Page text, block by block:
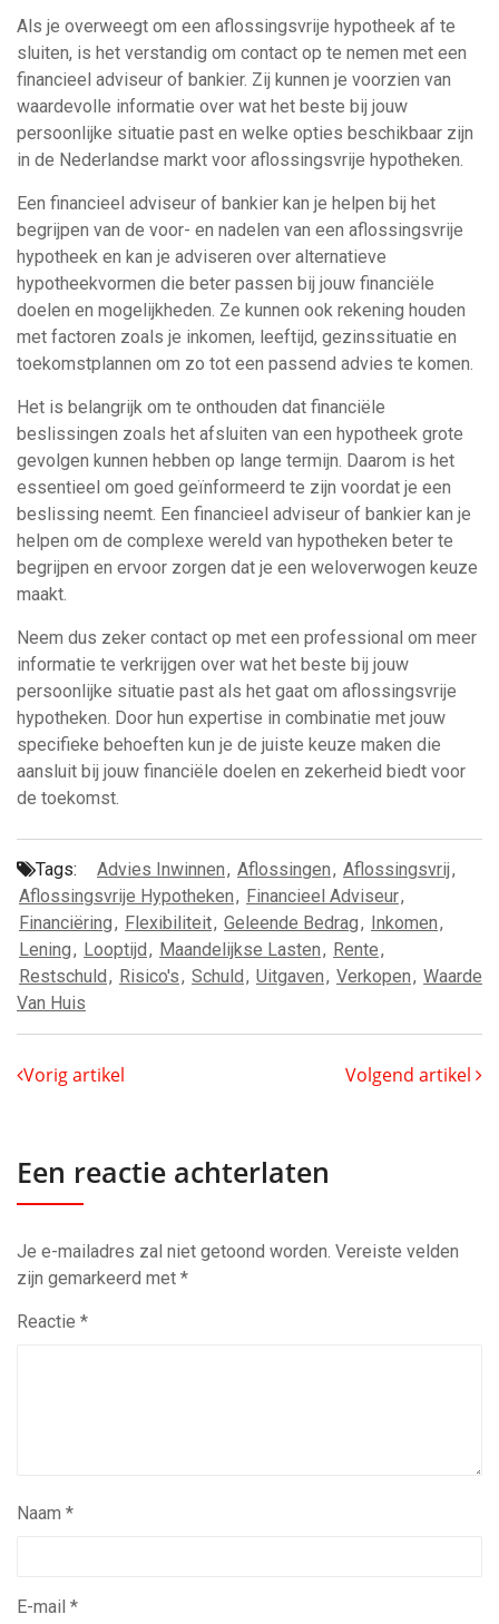
Als je overweegt om een aflossingsvrije hypotheek af te
sluiten, is het verstandig om contact op te nemen met een
financieel adviseur of bankier. Zij kunnen je voorzien van
waardevolle informatie over wat het beste bij jouw
persoonlijke situatie past en welke opties beschikbaar zijn
in de Nederlandse markt voor aflossingsvrije hypotheken.
Een financieel adviseur of bankier kan je helpen bij het
begrijpen van de voor- en nadelen van een aflossingsvrije
hypotheek en kan je adviseren over alternatieve
hypotheekvormen die beter passen bij jouw financiële
doelen en mogelijkheden. Ze kunnen ook rekening houden
met factoren zoals je inkomen, leeftijd, gezinssituatie en
toekomstplannen om zo tot een passend advies te komen.
Het is belangrijk om te onthouden dat financiële
beslissingen zoals het afsluiten van een hypotheek grote
gevolgen kunnen hebben op lange termijn. Daarom is het
essentieel om goed geïnformeerd te zijn voordat je een
beslissing neemt. Een financieel adviseur of bankier kan je
helpen om de complexe wereld van hypotheken beter te
begrijpen en ervoor zorgen dat je een weloverwogen keuze
maakt.
Neem dus zeker contact op met een professional om meer
informatie te verkrijgen over wat het beste bij jouw
persoonlijke situatie past als het gaat om aflossingsvrije
hypotheken. Door hun expertise in combinatie met jouw
specifieke behoeften kun je de juiste keuze maken die
aansluit bij jouw financiële doelen en zekerheid biedt voor
de toekomst.
Tags: Advies Inwinnen, Aflossingen, Aflossingsvrij,
Aflossingsvrije Hypotheken, Financieel Adviseur,
Financiëring, Flexibiliteit, Geleende Bedrag, Inkomen,
Lening, Looptijd, Maandelijkse Lasten, Rente,
Restschuld, Risico's, Schuld, Uitgaven, Verkopen, Waarde
Van Huis
Vorig artikel Volgend artikel
Een reactie achterlaten
Je e-mailadres zal niet getoond worden. Vereiste velden
zijn gemarkeerd met *
Reactie *
Naam *
E-mail *